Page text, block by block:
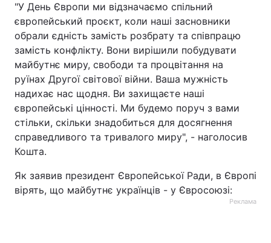
"У День Європи ми відзначаємо спільний
європейський проєкт, коли наші засновники
обрали єдність замість розбрату та співпрацю
замість конфлікту. Вони вирішили побудувати
майбутнє миру, свободи та процвітання на
руїнах Другої світової війни. Ваша мужність
надихає нас щодня. Ви захищаєте наші
європейські цінності. Ми будемо поруч з вами
стільки, скільки знадобиться для досягнення
справедливого та тривалого миру", - наголосив
Кошта.
Як заявив президент Європейської Ради, в Європі
вірять, що майбутнє українців - у Євросоюзі:
Реклама